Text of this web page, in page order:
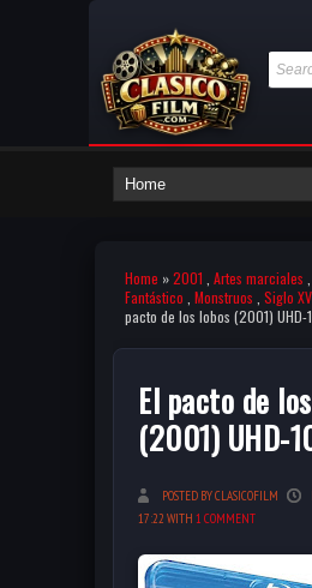
Home »2001 Artes marciales
Fantástico Monstruos Siglo
pacto de los lobos (2001) UHD-
El pacto de
(2001) UHD-
POSTED BY CLASICOFILM
17:22 WITH 1 COMMENT